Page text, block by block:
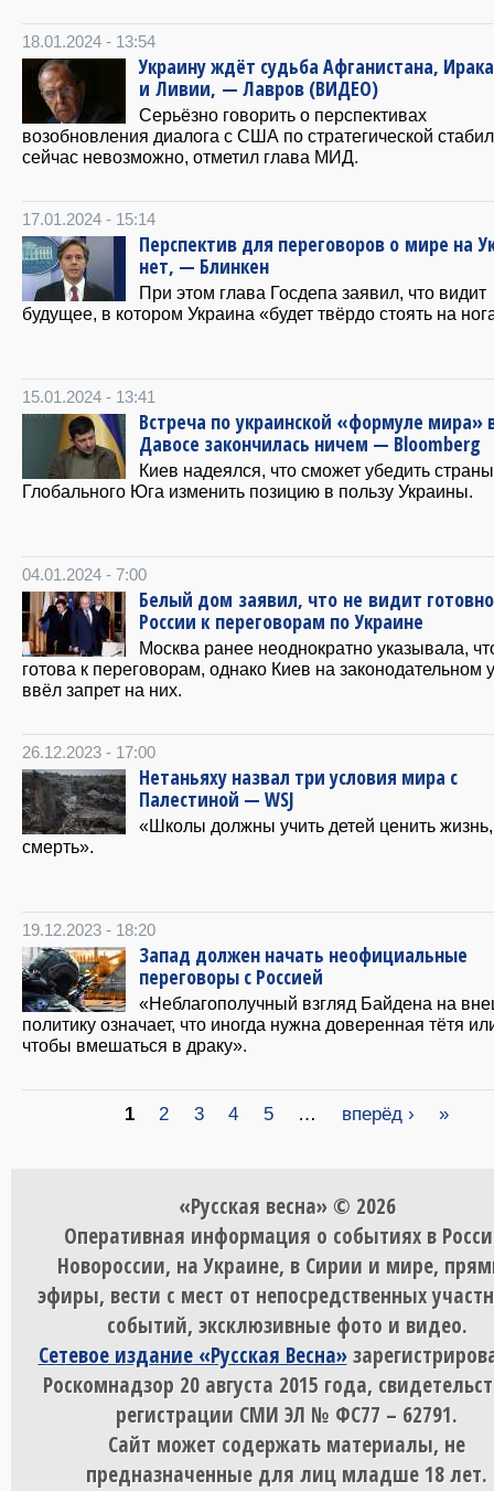
18.01.2024 - 13:54
Украину ждёт судьба Афганистана, Ирака
и Ливии, — Лавров (ВИДЕО)
Серьёзно говорить о перспективах
возобновления диалога с США по стратегической
сейчас невозможно, отметил глава МИД.
17.01.2024 - 15:14
Перспектив для переговоров о мире на
нет, — Блинкен
При этом глава Госдепа заявил, что видит
будущее, в котором Украина «будет твёрдо стоять на
15.01.2024 - 13:41
Встреча по украинской «формуле мира»
Давосе закончилась ничем — Bloomberg
Киев надеялся, что сможет убедить страны
Глобального Юга изменить позицию в пользу Украины.
04.01.2024 - 7:00
Белый дом заявил, что не видит
России к переговорам по Украине
Москва ранее неоднократно указывала,
готова к переговорам, однако Киев на законодательном
ввёл запрет на них.
26.12.2023 - 17:00
Нетаньяху назвал три условия мира с
Палестиной — WSJ
«Школы должны учить детей ценить
смерть».
19.12.2023 - 18:20
Запад должен начать неофициальные
переговоры с Россией
«Неблагополучный взгляд Байдена на
политику означает, что иногда нужна доверенная тётя
чтобы вмешаться в драку».
1 2 3 4 5 … вперёд › »
«Русская весна» © 2026
Оперативная информация о событиях в
Новороссии, на Украине, в Сирии и мире,
эфиры, вести с мест от непосредственных
событий, эксклюзивные фото и видео.
Сетевое издание «Русская Весна»
Роскомнадзор 20 августа 2015 года,
регистрации СМИ ЭЛ № ФС77 – 62791.
Сайт может содержать материалы, не
предназначенные для лиц младше 18 лет.